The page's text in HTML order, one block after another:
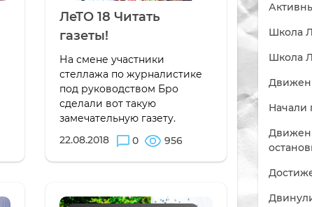
ЛеТО 18 Читать
газеты!
На смене участники
стеллажа по журналистике
под руководством Бро
сделали вот такую
замечательную газету.
22.08.2018
0 956
Школа
Школа
Начали